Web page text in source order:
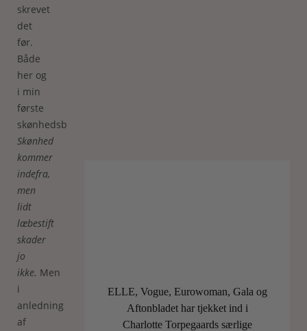
skrevet
det
før.
Både
her og
i min
første
skønhedsbog
Skønhed
kommer
indefra,
men
lidt
læbestift
skader
jo
ikke. Men
i
anledning
af
ELLE, Vogue, Eurowoman, Gala og
Aftonbladet har tjekket ind i
Charlotte Torpegaards særlige